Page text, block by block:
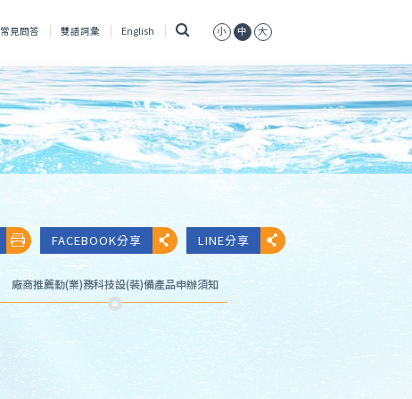
常見問答 雙語詞彙 English 小 中 大
FACEBOOK分享 LINE分享
廠商推薦勤(業)務科技設(裝)備產品申辦須知